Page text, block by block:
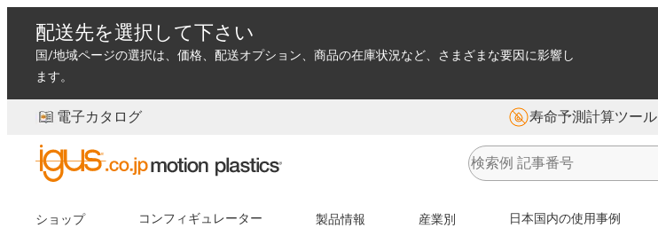
配送先を選択して下さい
国/地域ページの選択は、価格、配送オプション、商品の在庫状況など、さまざまな要因に影響し
ます。
電子カタログ 寿命予測計算ツール
ショップ コンフィギュレーター 製品情報 産業別 日本国内の使用事例